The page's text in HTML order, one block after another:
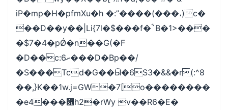
iP�mp�H�pfmXu�h �:”����(���،)c�
��D��y��|Li{7l�$���f�ؐ`B�1>���
�$7�4�pǾ�n��G(�F
�D��c:ށ6���D�Bp��/
�S���Tcd�G��Ӹ�6S3�ܰ&&�r(:^8
��,}K��1w.j=GW�7[o��������
�e4���⿖h2�rWy v��R6�E�